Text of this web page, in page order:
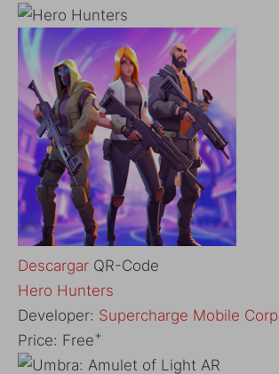
Descargar QR-Code
‎Hero Hunters
Developer: Supercharge Mobile Corp
Price: Free+